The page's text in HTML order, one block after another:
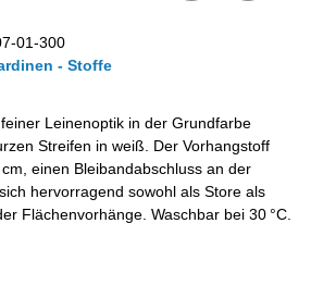
01-300
- Stoffe
Leinenoptik in der Grundfarbe
Streifen in weiß. Der Vorhangstoff
einen Bleibandabschluss an der
hervorragend sowohl als Store als
Flächenvorhänge. Waschbar bei 30 °C.